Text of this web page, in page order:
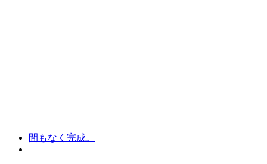
間もなく完成。